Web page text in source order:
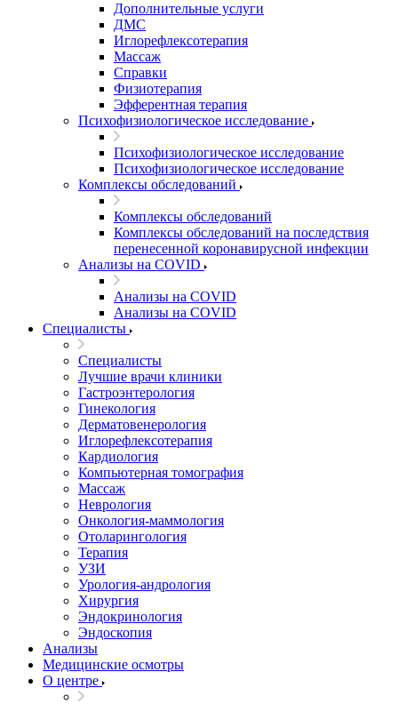
Дополнительные услуги
ДМС
Иглорефлексотерапия
Массаж
Справки
Физиотерапия
Эфферентная терапия
Психофизиологическое исследование
Психофизиологическое исследование
Психофизиологическое исследование
Комплексы обследований
Комплексы обследований
Комплексы обследований на последствия
перенесенной коронавирусной инфекции
Анализы на COVID
Анализы на COVID
Анализы на COVID
Специалисты
Специалисты
Лучшие врачи клиники
Гастроэнтерология
Гинекология
Дерматовенерология
Иглорефлексотерапия
Кардиология
Компьютерная томография
Массаж
Неврология
Онкология-маммология
Отоларингология
Терапия
УЗИ
Урология-андрология
Хирургия
Эндокринология
Эндоскопия
Анализы
Медицинские осмотры
О центре